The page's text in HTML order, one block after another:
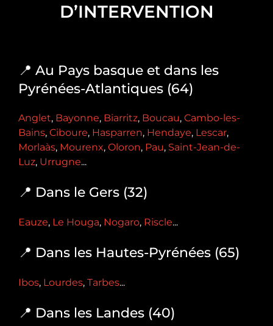
D’INTERVENTION
📍 Au Pays basque et dans les
Pyrénées-Atlantiques (64)
Anglet, Bayonne, Biarritz, Boucau, Cambo-les-
Bains, Ciboure, Hasparren, Hendaye, Lescar,
Morlaàs, Mourenx, Oloron, Pau, Saint-Jean-de-
Luz, Urrugne...
📍 Dans le Gers (32)
Eauze, Le Houga, Nogaro, Riscle...
📍 Dans les Hautes-Pyrénées (65)
Ibos, Lourdes, Tarbes...
📍 Dans les Landes (40)